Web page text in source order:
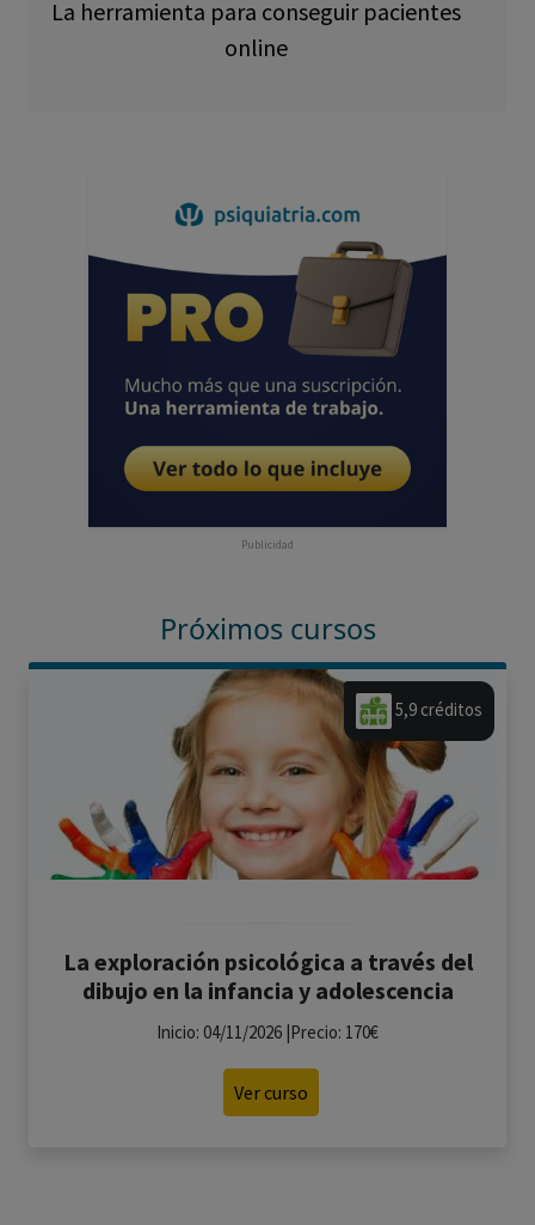
La herramienta para conseguir pacientes
online
Publicidad
Próximos cursos
5,9 créditos
La exploración psicológica a través del
dibujo en la infancia y adolescencia
Inicio: 04/11/2026 |Precio: 170€
Ver curso